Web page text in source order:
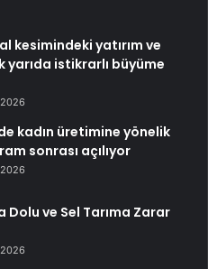
kesimindeki yatırım ve
yarıda istikrarlı büyüme
kadın üretimine yönelik
sonrası açılıyor
Dolu ve Sel Tarıma Zarar